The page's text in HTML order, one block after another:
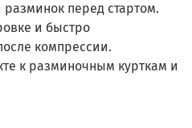
перед стартом.
и быстро
компрессии.
к разминочным курткам и